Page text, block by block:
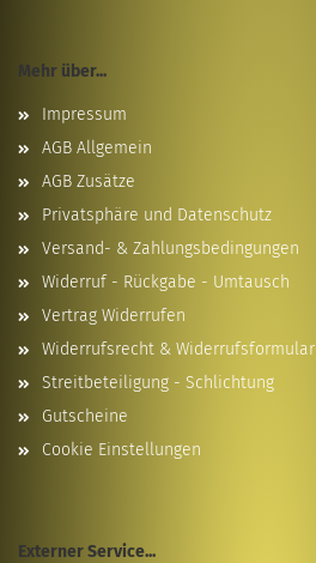
Mehr über...
Impressum
AGB Allgemein
AGB Zusätze
Privatsphäre und Datenschutz
Versand- & Zahlungsbedingungen
Widerruf - Rückgabe - Umtausch
Vertrag Widerrufen
Widerrufsrecht & Widerrufsformular
Streitbeteiligung - Schlichtung
Gutscheine
Cookie Einstellungen
Externer Service...